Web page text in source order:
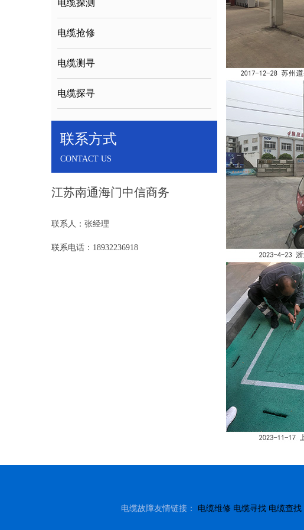
电缆探测
电缆抢修
电缆测寻
电缆探寻
联系方式
CONTACT US
江苏南通海门中信商务
联系人：张经理
联系电话：18932236918
电缆故障友情链接： 电缆维修 电缆寻找 电缆查找